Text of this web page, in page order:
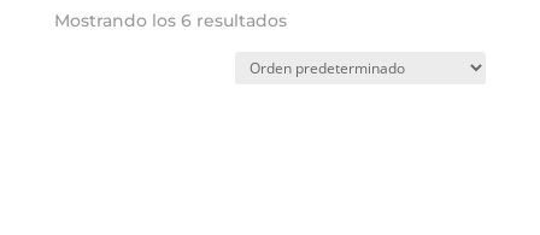
Mostrando los 6 resultados